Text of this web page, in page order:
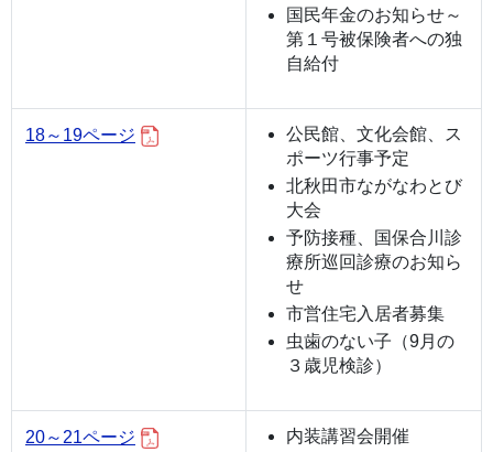
国民年金のお知らせ～
第１号被保険者への独
自給付
18～19ページ
公民館、文化会館、ス
ポーツ行事予定
北秋田市ながなわとび
大会
予防接種、国保合川診
療所巡回診療のお知ら
せ
市営住宅入居者募集
虫歯のない子（9月の
３歳児検診）
20～21ページ
内装講習会開催